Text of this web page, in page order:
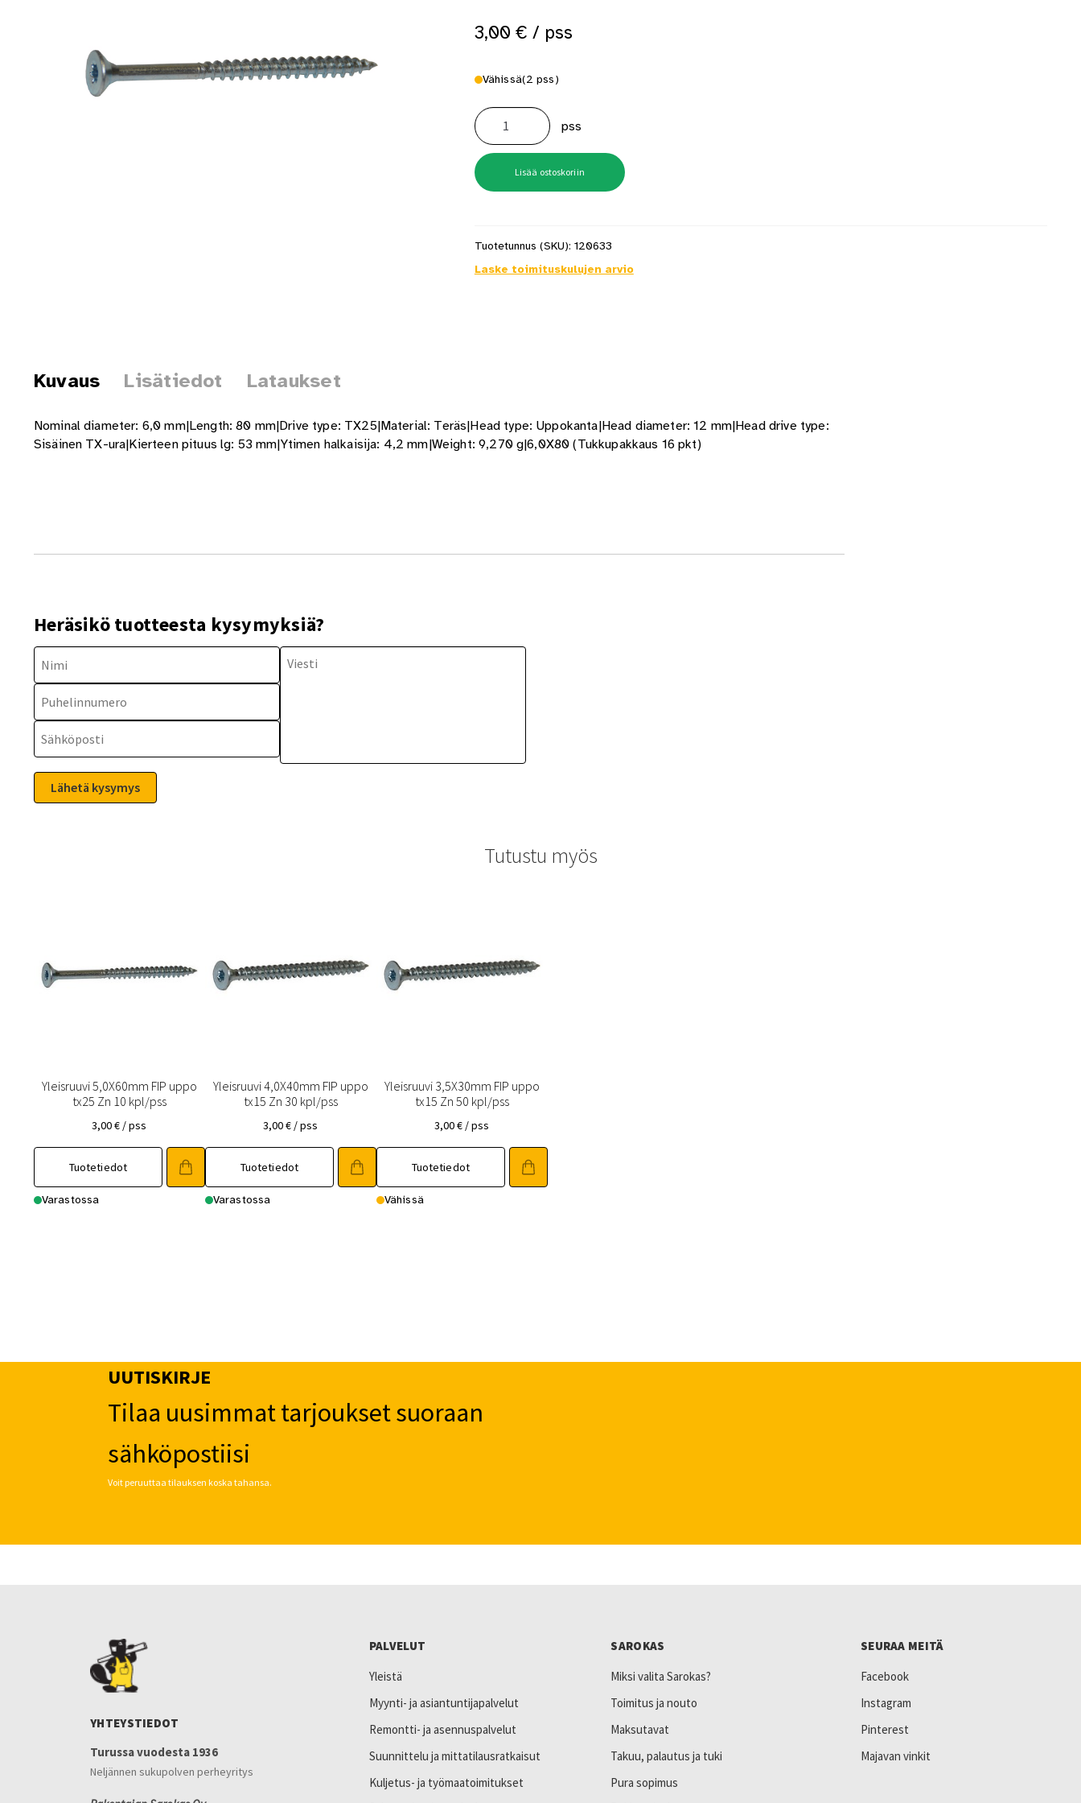
3,00 € / pss
Vähissä(2 pss)
Yleisruuvi
6,0X80mm
FIP
uppo
tx25
Zn
10
kpl/pss
määrä
pss
Lisää ostoskoriin
Tuotetunnus (SKU): 120633
Laske toimituskulujen arvio
Kuvaus Lisätiedot Lataukset
Nominal diameter: 6,0 mm|Length: 80 mm|Drive type: TX25|Material: Teräs|Head type: Uppokanta|Head diameter: 12 mm|Head drive type:
Sisäinen TX-ura|Kierteen pituus lg: 53 mm|Ytimen halkaisija: 4,2 mm|Weight: 9,270 g|6,0X80 (Tukkupakkaus 16 pkt)
Heräsikö tuotteesta kysymyksiä?
Tutustu myös
Yleisruuvi 5,0X60mm FIP uppo
tx25 Zn 10 kpl/pss
3,00€ / pss
Tuotetiedot
Varastossa
Yleisruuvi 4,0X40mm FIP uppo
tx15 Zn 30 kpl/pss
3,00€ / pss
Tuotetiedot
Varastossa
Yleisruuvi 3,5X30mm FIP uppo
tx15 Zn 50 kpl/pss
3,00€ / pss
Tuotetiedot
Vähissä
UUTISKIRJE
Tilaa uusimmat tarjoukset suoraan
sähköpostiisi
Voit peruuttaa tilauksen koska tahansa.
YHTEYSTIEDOT
Turussa vuodesta 1936
Neljännen sukupolven perheyritys
PALVELUT
Yleistä
Myynti- ja asiantuntijapalvelut
Remontti- ja asennuspalvelut
Suunnittelu ja mittatilausratkaisut
Kuljetus- ja työmaatoimitukset
SAROKAS
Miksi valita Sarokas?
Toimitus ja nouto
Maksutavat
Takuu, palautus ja tuki
Pura sopimus
SEURAA MEITÄ
Facebook
Instagram
Pinterest
Majavan vinkit